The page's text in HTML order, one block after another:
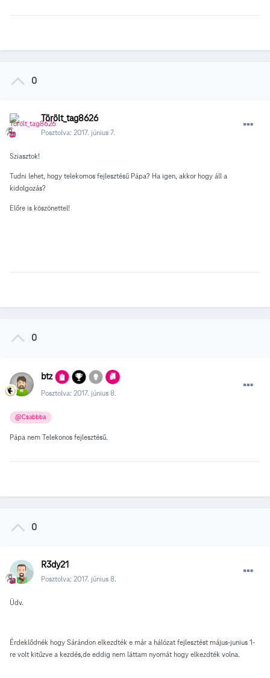
0
Törölt_tag8626
Posztolva: 2017. június 7.
Sziasztok!
Tudni lehet, hogy telekomos fejlesztésű Pápa? Ha igen, akkor hogy áll a
kidolgozás?
Előre is köszönettel!
0
btz
Posztolva: 2017. június 8.
@Csabbba
Pápa nem Telekonos fejlesztésű.
0
R3dy21
Posztolva: 2017. június 8.
Üdv.
Érdeklődnék hogy Sárándon elkezdték e már a hálózat fejlesztést május-junius 1-
re volt kitűzve a kezdés,de eddig nem láttam nyomát hogy elkezdték volna.